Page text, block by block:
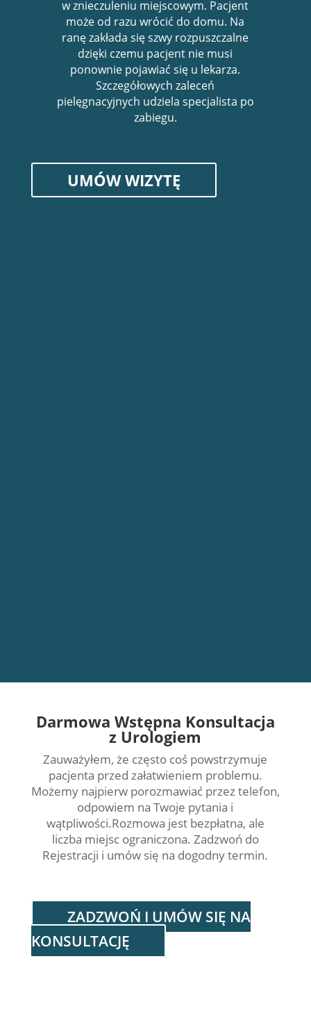
w znieczuleniu miejscowym. Pacjent
może od razu wrócić do domu. Na
ranę zakłada się szwy rozpuszczalne
dzięki czemu pacjent nie musi
ponownie pojawiać się u lekarza.
Szczegółowych zaleceń
pielęgnacyjnych udziela specjalista po
zabiegu.
UMÓW WIZYTĘ
Darmowa Wstępna Konsultacja
z Urologiem
Zauważyłem, że często coś powstrzymuje
pacjenta przed załatwieniem problemu.
Możemy najpierw porozmawiać przez telefon,
odpowiem na Twoje pytania i
wątpliwości.Rozmowa jest bezpłatna, ale
liczba miejsc ograniczona. Zadzwoń do
Rejestracji i umów się na dogodny termin.
ZADZWOŃ I UMÓW SIĘ NA
KONSULTACJĘ